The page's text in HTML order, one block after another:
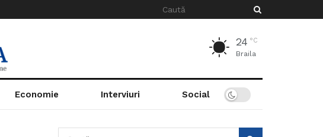
24 °C
Braila
Economie Interviuri Social